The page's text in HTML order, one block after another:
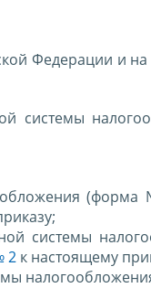
Федерации и
системы
системы
2 к настоящему